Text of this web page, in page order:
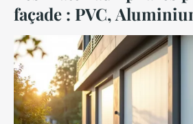
façade : PVC,